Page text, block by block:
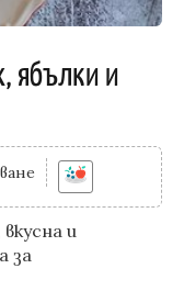
ябълки и
и
за